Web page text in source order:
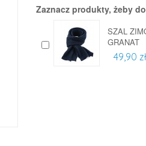
Zaznacz produkty, żeby
SZAL
GRANAT
49,90 zł